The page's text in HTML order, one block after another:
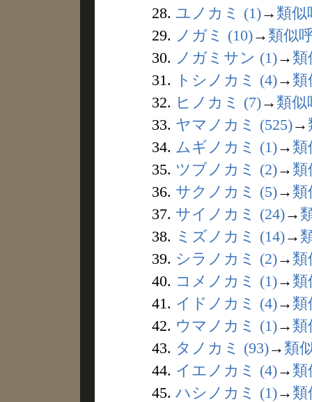
28. ユノカミ (1)→ 類似
29. ノガミ (10)→ 類似
30. ノガミサン (1)→ 類
31.
トシノカミ (4)→ 類
32. ヒノカミ (7)→ 類似
33. ヤマノカミ (525)→
34. ムギノカミ (1)→ 類
35. ツブノカミ (2)→ 類
36. サクノカミ (5)→ 類
37. サイノカミ (24)→
38. ミズノカミ (14)→
39. シラノカミ (2)→ 類
40. コメノカミ (1)→ 類
41. イドノカミ (4)→ 類
42. ウマノカミ (1)→ 類
43. タノカミ (93)→ 類
44. イエノカミ (4)→ 類
45. ハシノカミ (1)→ 類